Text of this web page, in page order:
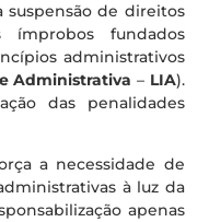
suspensão de direitos
fundados
administrativos
Administrativa – LIA).
das penalidades
a necessidade de
à luz da
apenas